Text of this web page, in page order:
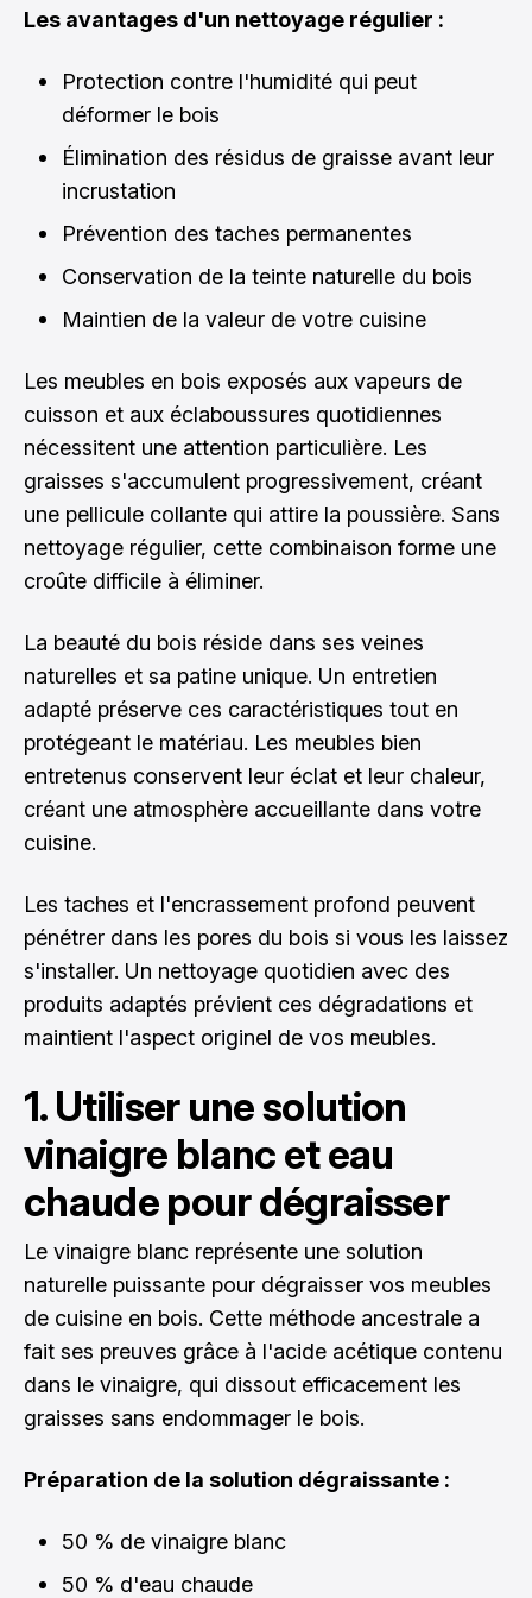
Les avantages d'un nettoyage régulier :
Protection contre l'humidité qui peut
déformer le bois
Élimination des résidus de graisse avant leur
incrustation
Prévention des taches permanentes
Conservation de la teinte naturelle du bois
Maintien de la valeur de votre cuisine
Les meubles en bois exposés aux vapeurs de
cuisson et aux éclaboussures quotidiennes
nécessitent une attention particulière. Les
graisses s'accumulent progressivement, créant
une pellicule collante qui attire la poussière. Sans
nettoyage régulier, cette combinaison forme une
croûte difficile à éliminer.
La beauté du bois réside dans ses veines
naturelles et sa patine unique. Un entretien
adapté préserve ces caractéristiques tout en
protégeant le matériau. Les meubles bien
entretenus conservent leur éclat et leur chaleur,
créant une atmosphère accueillante dans votre
cuisine.
Les taches et l'encrassement profond peuvent
pénétrer dans les pores du bois si vous les laissez
s'installer. Un nettoyage quotidien avec des
produits adaptés prévient ces dégradations et
maintient l'aspect originel de vos meubles.
1. Utiliser une solution
vinaigre blanc et eau
chaude pour dégraisser
Le vinaigre blanc représente une solution
naturelle puissante pour dégraisser vos meubles
de cuisine en bois. Cette méthode ancestrale a
fait ses preuves grâce à l'acide acétique contenu
dans le vinaigre, qui dissout efficacement les
graisses sans endommager le bois.
Préparation de la solution dégraissante :
50 % de vinaigre blanc
50 % d'eau chaude